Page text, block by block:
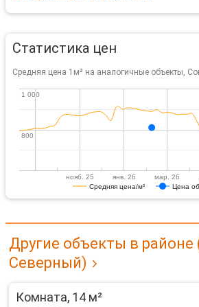
Статистика цен
Средняя цена 1м² на аналогичные объекты,
Средняя цена/м² Цена
нояб. 25 янв. 26 мар. 26
800
800
1 000
1 000
Другие объекты в районе
Северный)
Комната, 14 м²